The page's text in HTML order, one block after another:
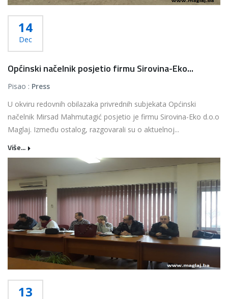
14
Dec
Općinski načelnik posjetio firmu Sirovina-Eko...
Pisao : Press
U okviru redovnih obilazaka privrednih subjekata Općinski
načelnik Mirsad Mahmutagić posjetio je firmu Sirovina-Eko d.o.o
Maglaj. Između ostalog, razgovarali su o aktuelnoj...
Više...
13